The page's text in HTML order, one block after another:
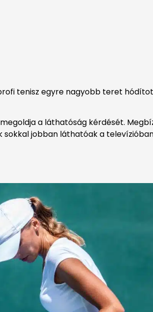
tenisz egyre nagyobb teret
a láthatóság kérdését.
jobban láthatóak a